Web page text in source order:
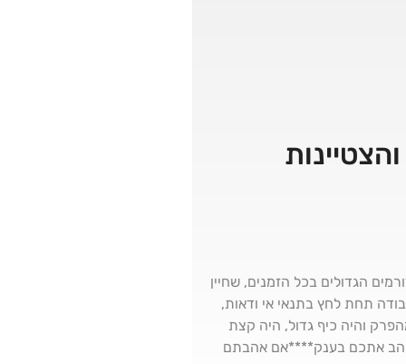
הגדולים בכל הזמנים, שחיין
יזם, ומרצה על כלים מנטליים להצטיינות והצלחה. בפרק שוחחנו על : השייטת בשנות ה80, עבודה תחת לחץ בתנאי אי ודאות,
והיה כיף גדול, היה קצת
אוהב אתכם בענק****אם אהבתם